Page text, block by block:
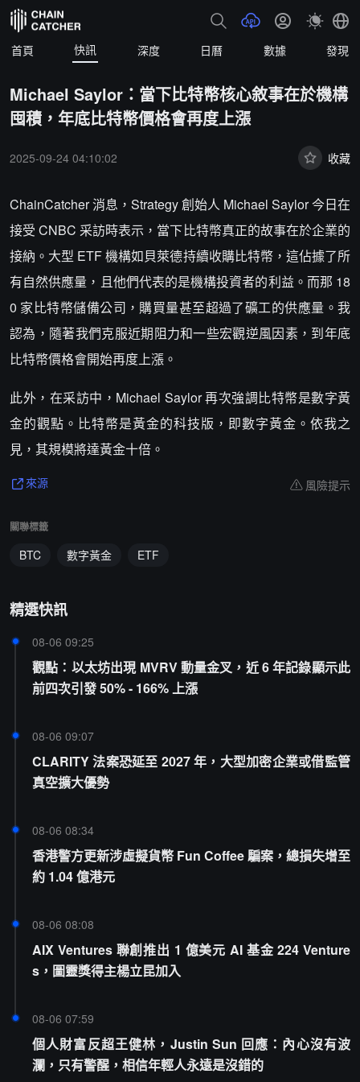
首頁 快訊 深度 日曆 數據 發現
Michael Saylor：當下比特幣核心敘事在於機構
囤積，年底比特幣價格會再度上漲
2025-09-24 04:10:02 收藏
ChainCatcher 消息，Strategy 創始人 Michael Saylor 今日在
接受 CNBC 采訪時表示，當下比特幣真正的故事在於企業的
接納。大型 ETF 機構如貝萊德持續收購比特幣，這佔據了所
有自然供應量，且他們代表的是機構投資者的利益。而那 18
0 家比特幣儲備公司，購買量甚至超過了礦工的供應量。我
認為，隨著我們克服近期阻力和一些宏觀逆風因素，到年底
比特幣價格會開始再度上漲。
此外，在采訪中，Michael Saylor 再次強調比特幣是數字黃
金的觀點。比特幣是黃金的科技版，即數字黃金。依我之
見，其規模將達黃金十倍。
來源 風險提示
關聯標籤
BTC 數字黃金 ETF
精選快訊
08-06 09:25
觀點：以太坊出現 MVRV 動量金叉，近 6 年記錄顯示此
前四次引發 50% - 166% 上漲
08-06 09:07
CLARITY 法案恐延至 2027 年，大型加密企業或借監管
真空擴大優勢
08-06 08:34
香港警方更新涉虛擬貨幣 Fun Coffee 騙案，總損失增至
約 1.04 億港元
08-06 08:08
AIX Ventures 聯創推出 1 億美元 AI 基金 224 Venture
s，圖靈獎得主楊立昆加入
08-06 07:59
個人財富反超王健林，Justin Sun 回應：內心沒有波
瀾，只有警醒，相信年輕人永遠是沒錯的